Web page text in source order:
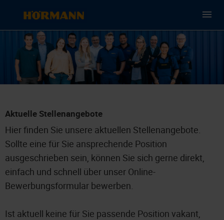
Aktuelle Stellenangebote
Hier finden Sie unsere aktuellen Stellenangebote.
Sollte eine für Sie ansprechende Position
ausgeschrieben sein, können Sie sich gerne direkt,
einfach und schnell über unser Online-
Bewerbungsformular bewerben.
Ist aktuell keine für Sie passende Position vakant,